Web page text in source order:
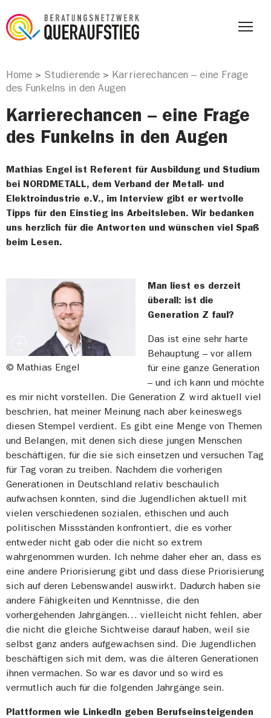
Home > Studierende > Karrierechancen – eine Frage
des Funkelns in den Augen
Karrierechancen – eine Frage
des Funkelns in den Augen
Mathias Engel ist Referent für Ausbildung und Studium
bei NORDMETALL, dem Verband der Metall- und
Elektroindustrie e.V., im Interview gibt er wertvolle
Tipps für den Einstieg ins Arbeitsleben. Wir bedanken
uns herzlich für die Antworten und wünschen viel Spaß
beim Lesen.
© Mathias Engel
Man liest es derzeit
überall: ist die
Generation Z faul?
Das ist eine sehr harte
Behauptung – vor allem
für eine ganze Generation
– und ich kann und möchte
es mir nicht vorstellen. Die Generation Z wird aktuell viel
beschrien, hat meiner Meinung nach aber keineswegs
diesen Stempel verdient. Es gibt eine Menge von Themen
und Belangen, mit denen sich diese jungen Menschen
beschäftigen, für die sie sich einsetzen und versuchen Tag
für Tag voran zu treiben. Nachdem die vorherigen
Generationen in Deutschland relativ beschaulich
aufwachsen konnten, sind die Jugendlichen aktuell mit
vielen verschiedenen sozialen, ethischen und auch
politischen Missständen konfrontiert, die es vorher
entweder nicht gab oder die nicht so extrem
wahrgenommen wurden. Ich nehme daher eher an, dass es
eine andere Priorisierung gibt und dass diese Priorisierung
sich auf deren Lebenswandel auswirkt. Dadurch haben sie
andere Fähigkeiten und Kenntnisse, die den
vorhergehenden Jahrgängen… vielleicht nicht fehlen, aber
die nicht die gleiche Sichtweise darauf haben, weil sie
selbst ganz anders aufgewachsen sind. Die Jugendlichen
beschäftigen sich mit dem, was die älteren Generationen
ihnen vermachen. So war es davor und so wird es
vermutlich auch für die folgenden Jahrgänge sein.
Plattformen wie LinkedIn geben Berufseinsteigenden